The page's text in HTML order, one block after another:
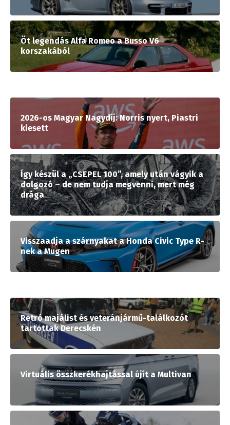
Öt legendás Alfa Romeo a Busso V6
korszakából
2026-os Magyar Nagydíj: Norris nyert, Piastri
kiesett
Így készül a „CSEPEL 100”, amely után vágyik a
dolgozó – de nem tudja megvenni, mert még
drága
Visszaadja a szárnyakat a Honda Civic Type R-
nek a Mugen
Retró majálist és veteránjármű-találkozót
tartottak Derecskén
Virtuális összkerékhajtással újít a Multivan